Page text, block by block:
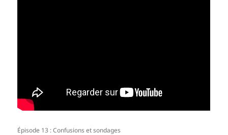
Épisode 13 : Confusions et sondages